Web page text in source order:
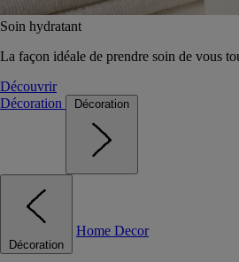
Soin hydratant
La façon idéale de prendre soin de vous
Découvrir
Décoration
Décoration
Décoration
Home Decor